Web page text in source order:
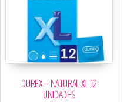
DUREX – NATURAL XL 12
UNIDADES